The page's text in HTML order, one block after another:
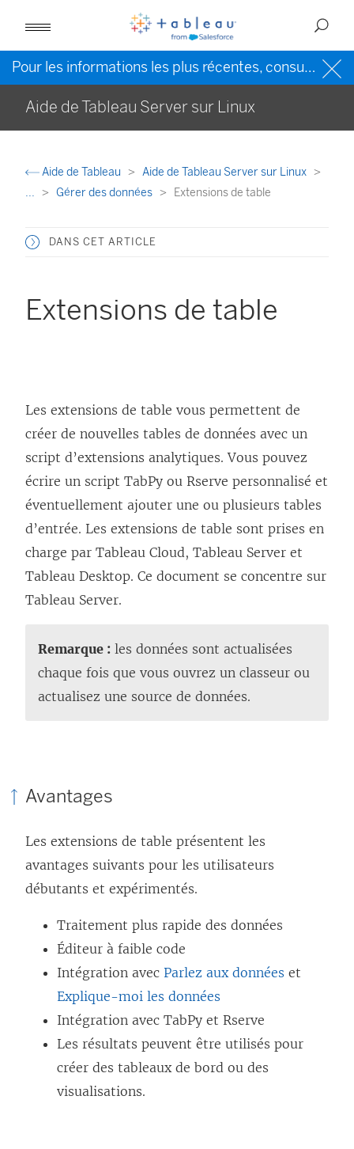
Pour les informations les plus récentes, consultez l’
Aide de Tableau Server sur Linux
Aide de Tableau
Aide de Tableau Server sur Linux
...
Gérer des données Extensions de table
DANS CET ARTICLE
Extensions de table
Les extensions de table vous permettent de
créer de nouvelles tables de données avec un
script d’extensions analytiques. Vous pouvez
écrire un script TabPy ou Rserve personnalisé et
éventuellement ajouter une ou plusieurs tables
d’entrée. Les extensions de table sont prises en
charge par Tableau Cloud, Tableau Server et
Tableau Desktop. Ce document se concentre sur
Tableau Server.
Remarque : les données sont actualisées
chaque fois que vous ouvrez un classeur ou
actualisez une source de données.
Avantages
Les extensions de table présentent les
avantages suivants pour les utilisateurs
débutants et expérimentés.
Traitement plus rapide des données
Éditeur à faible code
Intégration avec Parlez aux données et
Explique-moi les données
Intégration avec TabPy et Rserve
Les résultats peuvent être utilisés pour
créer des tableaux de bord ou des
visualisations.